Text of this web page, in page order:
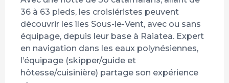
36 à 63 pieds, les croisiéristes peuvent
découvrir les îles Sous-le-Vent, avec ou sans
équipage, depuis leur base à Raiatea. Expert
en navigation dans les eaux polynésiennes,
l’équipage (skipper/guide et
hôtesse/cuisinière) partage son expérience